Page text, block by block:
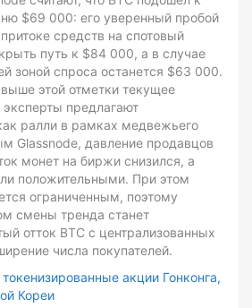
$69 000: его уверенный пробой
средств на спотовый
путь к $84 000, а в случае
зоной спроса останется $63 000.
этой отметки текущее
предлагают
ралли в рамках медвежьего
Glassnode, давление продавцов
монет на биржи снизился, а
положительными. При этом
ограниченным, поэтому
смены тренда станет
отток BTC с централизованных
числа покупателей.
акции Гонконга,
Кореи